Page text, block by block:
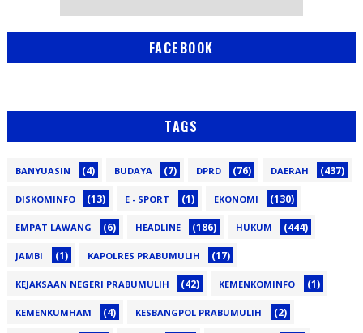
FACEBOOK
TAGS
BANYUASIN (4) BUDAYA (7) DPRD (76) DAERAH (437)
DISKOMINFO (13) E - SPORT (1) EKONOMI (130)
EMPAT LAWANG (6) HEADLINE (186) HUKUM (444)
JAMBI (1) KAPOLRES PRABUMULIH (17)
KEJAKSAAN NEGERI PRABUMULIH (42) KEMENKOMINFO (1)
KEMENKUMHAM (4) KESBANGPOL PRABUMULIH (2)